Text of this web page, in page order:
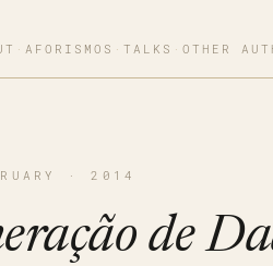
·AFORISMOS · TALKS · OTHER
· 2014
de